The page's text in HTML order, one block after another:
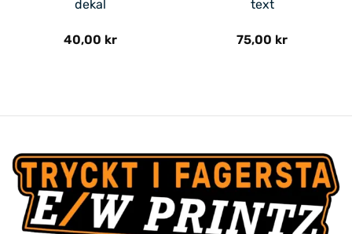
dekal
40,00 kr
text
75,00 kr